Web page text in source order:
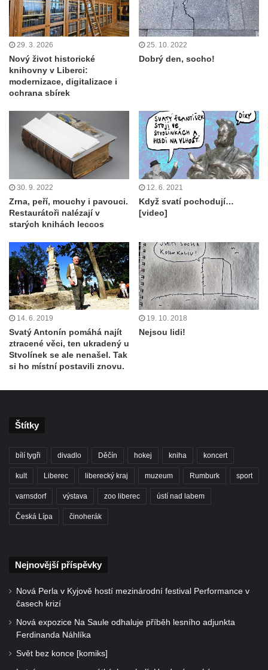
29. 3. 2026
Nový život historické
knihovny v Liberci:
modernizace, digitalizace i
ochrana sbírek
25. 10. 2022
Dobrý den, socho!
30. 9. 2022
Zrna, peří, mouchy i pavouci.
Restaurátoři nalézají v
starých knihách leccos
12. 6. 2021
Když svatí pochodují…
[video]
14. 6. 2019
Svatý Antonín pomáhá najít
ztracené věci, ten ukradený u
Stvolínek se ale nenašel. Tak
si ho místní postavili znovu.
19. 10. 2018
Nejsou lidi!
Štítky
bílí tygři divadlo Děčín hokej kniha koncert
kult Liberec liberecký kraj muzeum Rumburk sport
varnsdorf výstava zoo liberec ústí nad labem
Česká Lípa činoherák
Nejnovější příspěvky
Nová Perla v Kyjově hostí mezinárodní festival Performance v
časech krizí
Nová expozice Na Saule odhaluje příběh lesního adjunkta
Ferdinanda Náhlíka
Svět bez konce [komiks]